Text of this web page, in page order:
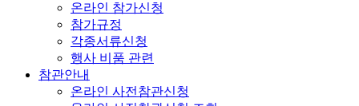
온라인 참가신청
참가규정
각종서류신청
행사 비품 관련
참관안내
온라인 사전참관신청